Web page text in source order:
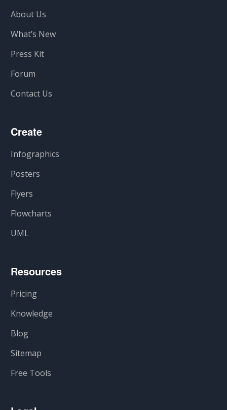
About Us
What’s New
Press Kit
Forum
Contact Us
Create
Infographics
Posters
Flyers
Flowcharts
UML
Resources
Pricing
Knowledge
Blog
Sitemap
Free Tools